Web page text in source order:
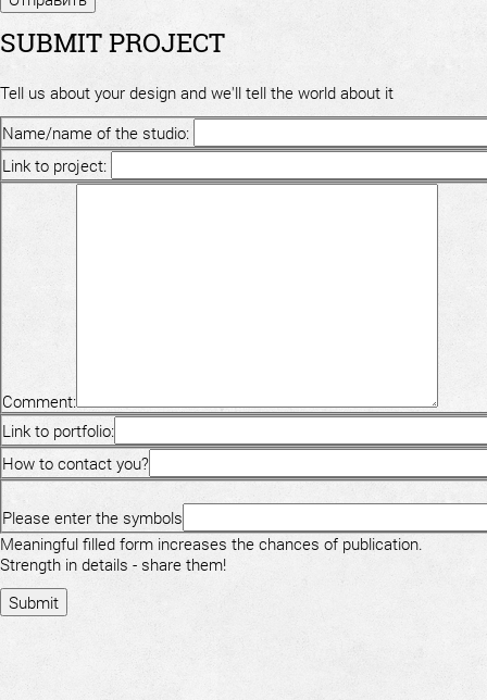
SUBMIT PROJECT
Tell us about your design and we'll tell the world about it
Name/name of the studio:
Link to project:
Comment:
Link to portfolio:
How to contact you?
Please enter the symbols
Meaningful filled form increases the chances of publication.
Strength in details - share them!